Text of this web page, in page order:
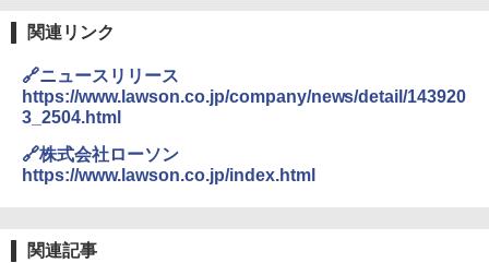
関連リンク
🔗ニュースリリース
https://www.lawson.co.jp/company/news/detail/143920
3_2504.html
🔗株式会社ローソン
https://www.lawson.co.jp/index.html
関連記事